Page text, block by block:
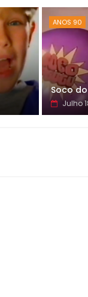
ANOS 90
Soco
Julho